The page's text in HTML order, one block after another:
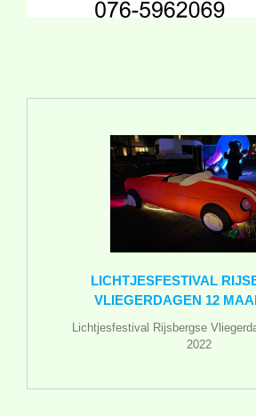
LICHTJESFESTIVAL
VLIEGERDAGEN 12
Lichtjesfestival Rijsbergse
2022